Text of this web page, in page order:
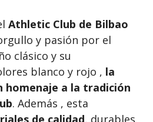
Athletic Club de Bilbao
y pasión por el
clásico y su
blanco y rojo , la
homenaje a la tradición
. Además , esta
de calidad, durables